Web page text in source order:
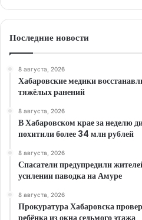
Последние новости
8 августа, 2026
Хабаровские медики
тяжёлых ранений
8 августа, 2026
В Хабаровском крае за неделю
похитили более 34 млн рублей
8 августа, 2026
Спасатели предупредили
усилении паводка на Амуре
8 августа, 2026
Прокуратура Хабаровска